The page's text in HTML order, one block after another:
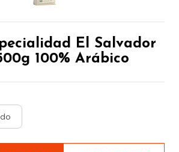
El Salvador
100% Arábico